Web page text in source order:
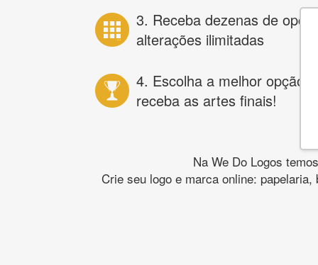
3. Receba dezenas de
alterações ilimitadas
4. Escolha a melhor opção e
receba as artes finais!
Na We Do Logos
Crie seu logo e marca online: